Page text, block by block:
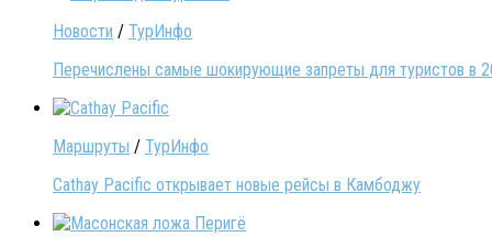
Новости / ТурИнфо
Перечислены самые шокирующие запреты для туристов в
Маршруты / ТурИнфо
Cathay Pacific открывает новые рейсы в Камбоджу